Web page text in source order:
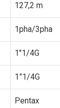
127,2 m
1pha/3pha
1″1/4G
1”1/4G
Pentax